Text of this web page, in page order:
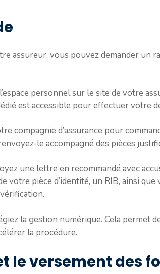
assureur, vous pouvez demander un
personnel sur le site de votre
est accessible pour effectuer votre
compagnie d’assurance pour
le accompagné des pièces
une lettre en recommandé avec
votre pièce d’identité, un RIB, ainsi
la gestion numérique. Cela permet
la procédure.
le versement des